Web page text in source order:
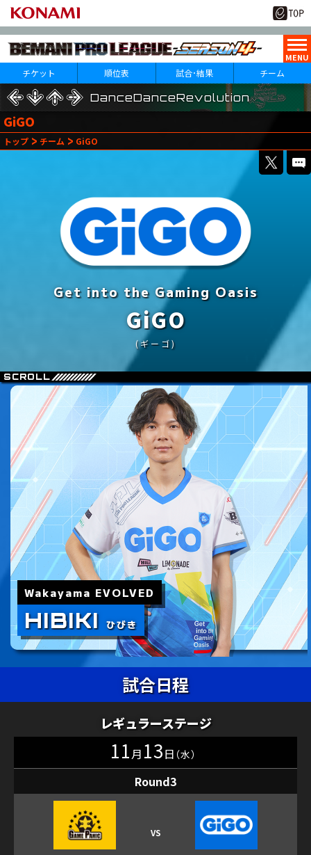
チケット 順位表 試合･結果
beatmania IIDX
チーム
DanceDanceRevolution
DanceDanceRevolution
GiGO
トップ チーム GiGO
Get into the Gaming Oasis
GiGO
(ギーゴ)
試合日程
レギュラーステージ
11月 13日（水）
Round3